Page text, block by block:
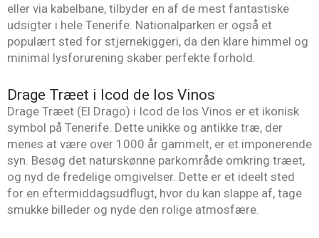
eller via kabelbane, tilbyder en af de mest fantastiske
udsigter i hele Tenerife. Nationalparken er også et
populært sted for stjernekiggeri, da den klare himmel og
minimal lysforurening skaber perfekte forhold.
Drage Træet i Icod de los Vinos
Drage Træet (El Drago) i Icod de los Vinos er et ikonisk
symbol på Tenerife. Dette unikke og antikke træ, der
menes at være over 1000 år gammelt, er et imponerende
syn. Besøg det naturskønne parkområde omkring træet,
og nyd de fredelige omgivelser. Dette er et ideelt sted
for en eftermiddagsudflugt, hvor du kan slappe af, tage
smukke billeder og nyde den rolige atmosfære.